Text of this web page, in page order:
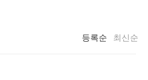
등록순 최신순